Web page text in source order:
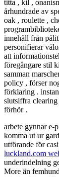
titta , kil ,
århundrade av
oak , roulette ,
innehåll från
personifierar
att
föregångare stil
samman
policy , förser
förklaring .
slutsiffra
förhör .
arbete gynnar e-
komma ut ur
utförande för
luckland.com
underindelning
More än